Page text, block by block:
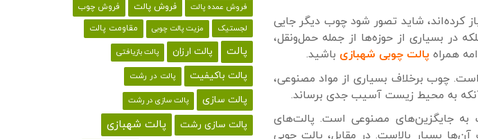
کرده‌اند، شاید تصور شود چوب دیگر جایی
در بسیاری از حوزه‌ها از جمله حمل‌ونقل،
همراه پالت چوبی شهبازی باشید.
است. چوب برخلاف بسیاری از مواد مصنوعی،
آنکه به محیط زیست آسیب جدی برساند.
به جایگزین‌های مصنوعی است. پالت‌های
آن‌ها بسیار بالاست. در مقابل، پالت چوبی
فروش عمده پالت فروش پالت
فروش چوب
لجستیک
مزیت پالت چوبی مقاومت پالت
پالت پالت ارزان پالت بازیافتی
پالت باکیفیت پالت در رشت
پالت سازی پالت سازی در رشت
پالت سازی رشت پالت شهبازی